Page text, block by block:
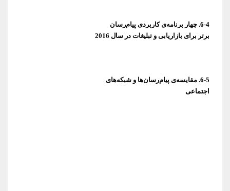
برتر برای بازاریابی و تبلیغات در سال 2016
اجتماعی